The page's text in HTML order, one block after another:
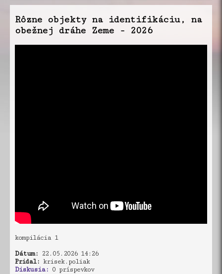
Rôzne objekty na identifikáciu, na
obežnej dráhe Zeme - 2026
kompilácia 1
Dátum: 22.05.2026 14:26
Pridal: krisek.poliak
Diskusia: 0 príspevkov